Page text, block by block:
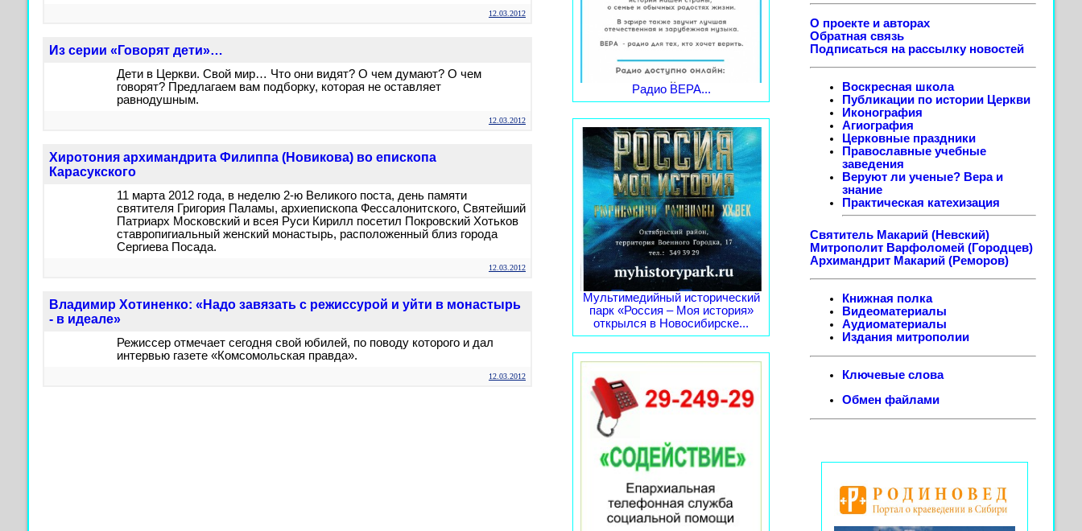
12.03.2012
Из серии «Говорят дети»…
Дети в Церкви. Свой мир… Что они видят? О чем думают? О чем
говорят? Предлагаем вам подборку, которая не оставляет
равнодушным.
12.03.2012
Хиротония архимандрита Филиппа (Новикова) во епископа
Карасукского
11 марта 2012 года, в неделю 2-ю Великого поста, день памяти
святителя Григория Паламы, архиепископа Фессалонитского, Святейший
Патриарх Московский и всея Руси Кирилл посетил Покровский Хотьков
ставропигиальный женский монастырь, расположенный близ города
Сергиева Посада.
12.03.2012
Владимир Хотиненко: «Надо завязать с режиссурой и уйти в монастырь
- в идеале»
Режиссер отмечает сегодня свой юбилей, по поводу которого и дал
интервью газете «Комсомольская правда».
12.03.2012
Радио ВЕРА...
Мультимедийный исторический
парк «Россия – Моя история»
открылся в Новосибирске...
О проекте и авторах
Обратная связь
Подписаться на рассылку новостей
Воскресная школа
Публикации по истории Церкви
Иконография
Агиография
Церковные праздники
Православные учебные
заведения
Веруют ли ученые? Вера и
знание
Практическая катехизация
Святитель Макарий (Невский)
Митрополит Варфоломей (Городцев)
Архимандрит Макарий (Реморов)
Книжная полка
Видеоматериалы
Аудиоматериалы
Издания митрополии
Ключевые слова
Обмен файлами